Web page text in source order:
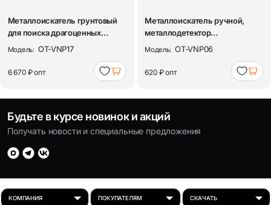
Металлоискатель грунтовый
для поиска драгоценных
металлов, м...
Модель: OT-VNP17
6 670 ₽опт
Металлоискатель ручной,
металлодетектор
досмотровый Орбита O...
Модель: OT-VNP06
620 ₽опт
Будьте в курсе новинок и акций
Получать новости и специальные предложения